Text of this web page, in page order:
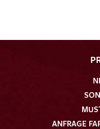
ANFRAGE